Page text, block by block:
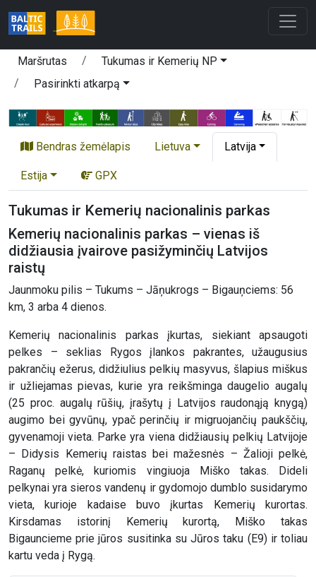
Maršrutas
Tukumas ir Kemerių NP
Pasirinkti atkarpą
Bendras žemėlapis Lietuva Latvija
Estija GPX
Tukumas ir Kemerių nacionalinis parkas
Kemerių nacionalinis parkas – vienas iš
didžiausia įvairove pasižyminčių Latvijos
raistų
Jaunmoku pilis – Tukums – Jāņukrogs – Bigauņciems: 56
km, 3 arba 4 dienos.
Kemerių nacionalinis parkas įkurtas, siekiant apsaugoti
pelkes – seklias Rygos įlankos pakrantes, užaugusius
pakrančių ežerus, didžiulius pelkių masyvus, šlapius miškus
ir užliejamas pievas, kurie yra reikšminga daugelio augalų
(25 proc. augalų rūšių, įrašytų į Latvijos raudonąją knygą)
augimo bei gyvūnų, ypač perinčių ir migruojančių paukščių,
gyvenamoji vieta. Parke yra viena didžiausių pelkių Latvijoje
– Didysis Kemerių raistas bei mažesnės – Žalioji pelkė,
Raganų pelkė, kuriomis vingiuoja Miško takas. Dideli
pelkynai yra sieros vandenų ir gydomojo dumblo susidarymo
vieta, kurioje kadaise buvo įkurtas Kemerių kurortas.
Kirsdamas istorinį Kemerių kurortą, Miško takas
Bigauncieme prie jūros susitinka su Jūros taku (E9) ir toliau
kartu veda į Rygą.